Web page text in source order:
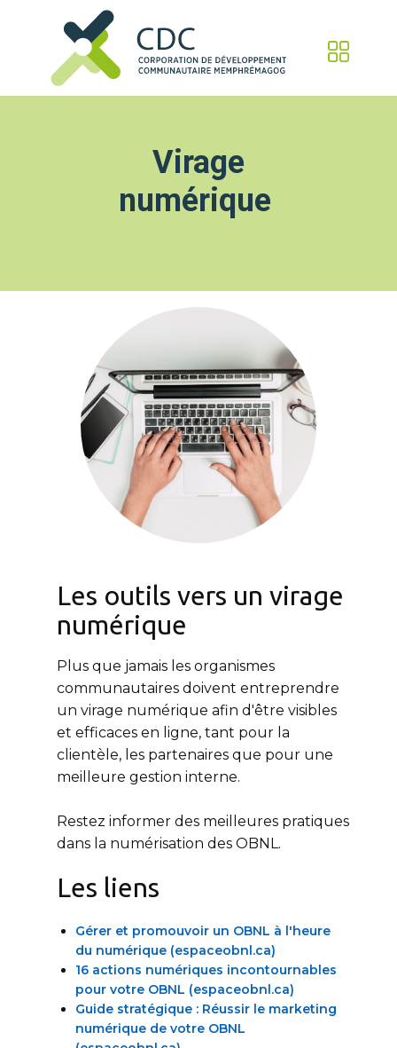
Virage
numérique
Les outils vers un virage
numérique
Plus que jamais les organismes
communautaires doivent entreprendre
un virage numérique afin d'être visibles
et efficaces en ligne, tant pour la
clientèle, les partenaires que pour une
meilleure gestion interne.
Restez informer des meilleures pratiques
dans la numérisation des OBNL.
Les liens
Gérer et promouvoir un OBNL à l'heure
du numérique (espaceobnl.ca)
16 actions numériques incontournables
pour votre OBNL (espaceobnl.ca)
Guide stratégique : Réussir le marketing
numérique de votre OBNL